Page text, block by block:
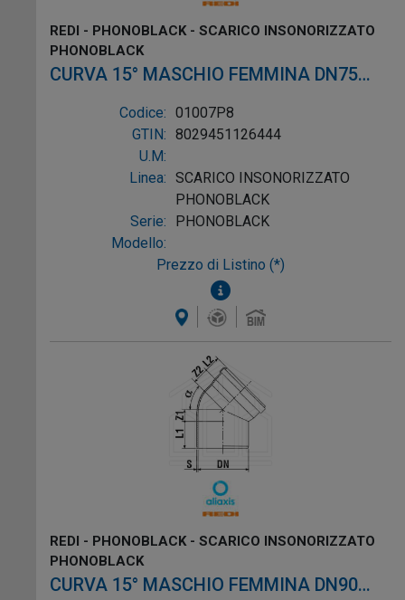
REDI - PHONOBLACK - SCARICO INSONORIZZATO
PHONOBLACK
CURVA 15° MASCHIO FEMMINA DN75
PVC NERO
Codice: 01007P8
GTIN: 8029451126444
U.M:
Linea: SCARICO INSONORIZZATO
PHONOBLACK
Serie:
PHONOBLACK
Modello:
Prezzo di Listino (*)
REDI - PHONOBLACK - SCARICO INSONORIZZATO
PHONOBLACK
CURVA 15° MASCHIO FEMMINA DN90